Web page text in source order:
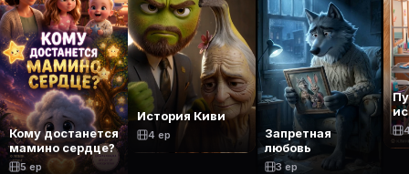
Кому достанется
мамино сердце?
5 ep
История Киви
4 ep
Запретная
любовь
3 ep